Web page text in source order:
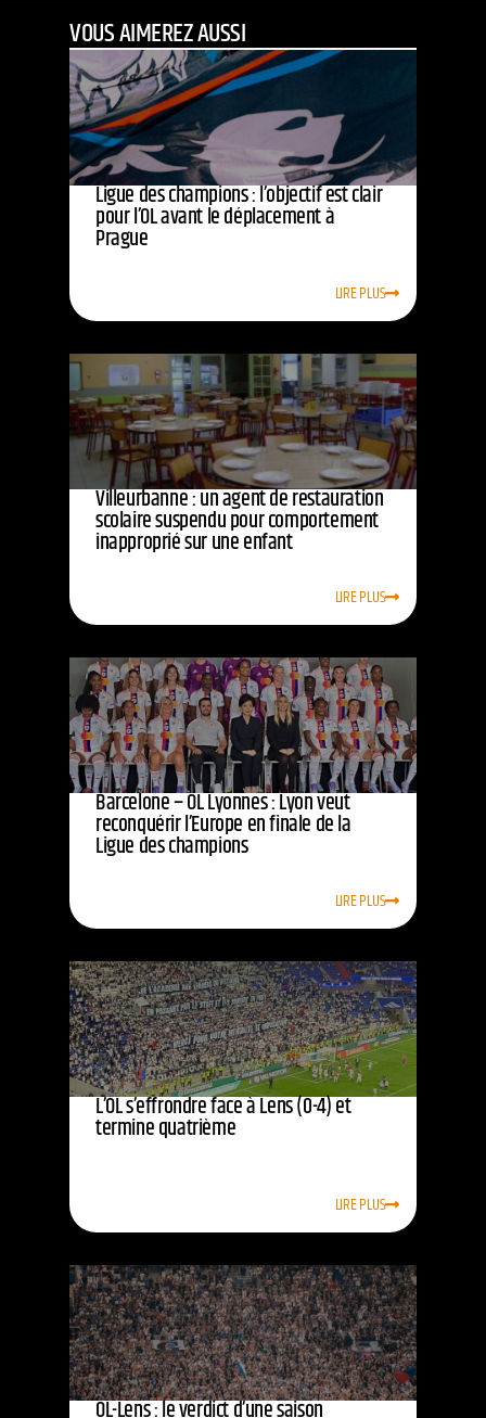
VOUS AIMEREZ AUSSI
Ligue des champions : l’objectif est clair
pour l’OL avant le déplacement à
Prague
LIRE PLUS
Villeurbanne : un agent de restauration
scolaire suspendu pour comportement
inapproprié sur une enfant
LIRE PLUS
Barcelone – OL Lyonnes : Lyon veut
reconquérir l’Europe en finale de la
Ligue des champions
LIRE PLUS
L’OL s’effrondre face à Lens (0-4) et
termine quatrième
LIRE PLUS
OL-Lens : le verdict d’une saison